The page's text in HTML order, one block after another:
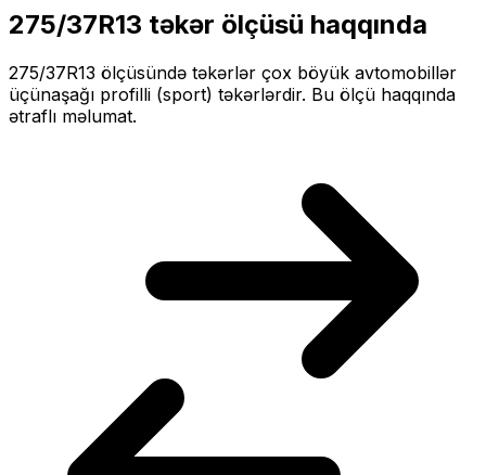
275/37R13 təkər ölçüsü haqqında
275/37R13 ölçüsündə təkərlər çox böyük avtomobillər
üçünaşağı profilli (sport) təkərlərdir. Bu ölçü haqqında
ətraflı məlumat.